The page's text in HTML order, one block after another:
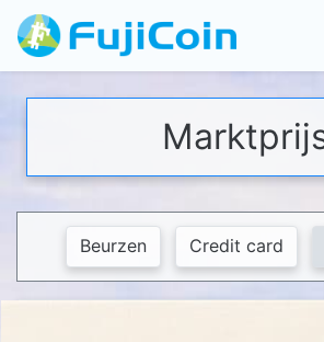
Beurzen Credit card